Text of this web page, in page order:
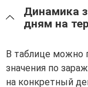
Динамика
дням на
В таблице можно
значения по
на конкретный